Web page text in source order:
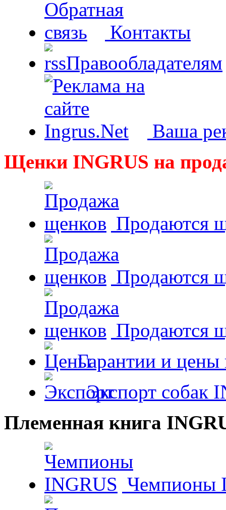
Контакты
Правообладателям
Ваша
Щенки INGRUS на
Продаются
Продаются
Продаются
Гарантии и цены
Экспорт собак
Племенная книга
Чемпионы